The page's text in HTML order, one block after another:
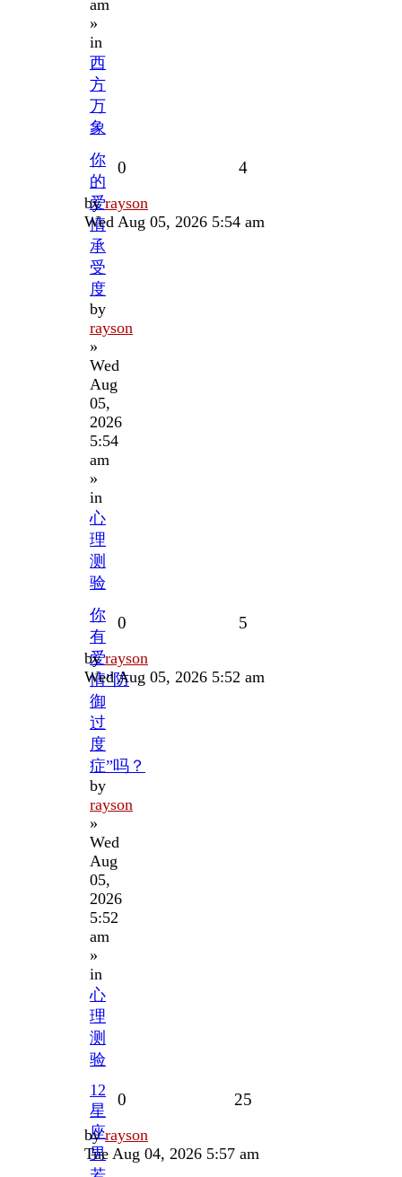
am
»
in
西
方
万
象
你
的
爱
情
承
受
度
by
rayson
»
Wed
Aug
05,
2026
5:54
am
»
in
心
理
测
验
0 4Views
Last
post
byrayson
Wed Aug 05, 2026 5:54 am
你
有
爱
情”防
御
过
度
症”吗？
by
rayson
»
Wed
Aug
05,
2026
5:52
am
»
in
心
理
测
验
0 5
Last
post
byrayson
Wed Aug 05, 2026 5:52 am
12
星
座
男
0 25
Last
post
byrayson
Tue Aug 04, 2026 5:57 am